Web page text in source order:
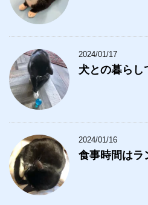
2024/01/17
犬との暮らし
2024/01/16
食事時間はラ